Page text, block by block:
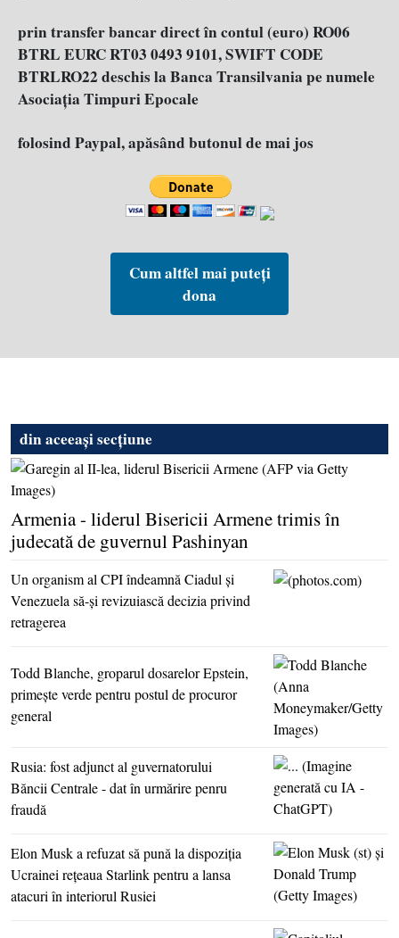
prin transfer bancar direct în contul (euro) RO06
BTRL EURC RT03 0493 9101, SWIFT CODE
BTRLRO22 deschis la Banca Transilvania pe numele
Asociația Timpuri Epocale
folosind Paypal, apăsând butonul de mai jos
Cum altfel mai puteți
dona
din aceeași secțiune
Armenia - liderul Bisericii Armene trimis în
judecată de guvernul Pashinyan
Un organism al CPI îndeamnă Ciadul şi
Venezuela să-şi revizuiască decizia privind
retragerea
Todd Blanche, groparul dosarelor Epstein,
primeşte verde pentru postul de procuror
general
Rusia: fost adjunct al guvernatorului
Băncii Centrale - dat în urmărire penru
fraudă
Elon Musk a refuzat să pună la dispoziţia
Ucrainei reţeaua Starlink pentru a lansa
atacuri în interiorul Rusiei